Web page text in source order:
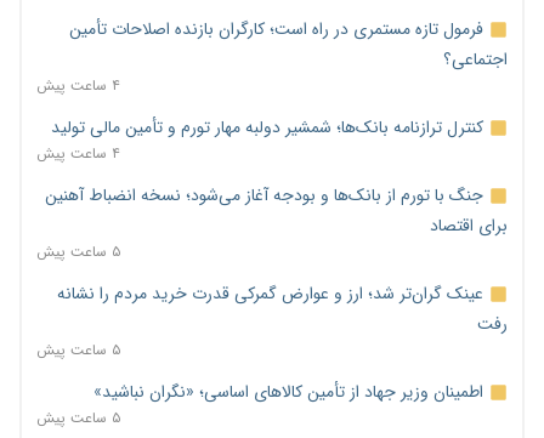
فرمول تازه مستمری در راه است؛ کارگران بازنده اصلاحات تأمین
اجتماعی؟
۴ ساعت پیش
کنترل ترازنامه بانک‌ها؛ شمشیر دولبه مهار تورم و تأمین مالی تولید
۴ ساعت پیش
جنگ با تورم از بانک‌ها و بودجه آغاز می‌شود؛ نسخه انضباط آهنین
برای اقتصاد
۵ ساعت پیش
عینک گران‌تر شد؛ ارز و عوارض گمرکی قدرت خرید مردم را نشانه
رفت
۵ ساعت پیش
اطمینان وزیر جهاد از تأمین کالاهای اساسی؛ «نگران نباشید»
۵ ساعت پیش